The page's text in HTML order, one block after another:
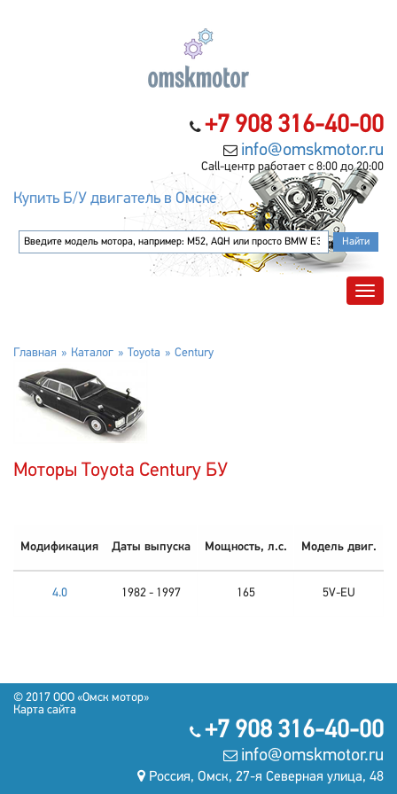
+7 908 316-40-00
info@omskmotor.ru
Call-центр работает с 8:00 до 20:00
Купить Б/У двигатель в Омске
Главная Каталог Toyota Century
Моторы Toyota Century БУ
Модификация Даты выпуска Мощность, л.с. Модель двиг.
4.0 1982 - 1997 165 5V-EU
© 2017 OOO «Омск мотор»
Карта сайта
+7 908 316-40-00
info@omskmotor.ru
Россия, Омск, 27-я Северная улица, 48